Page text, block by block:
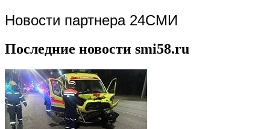
Новости партнера 24СМИ
Последние новости smi58.ru